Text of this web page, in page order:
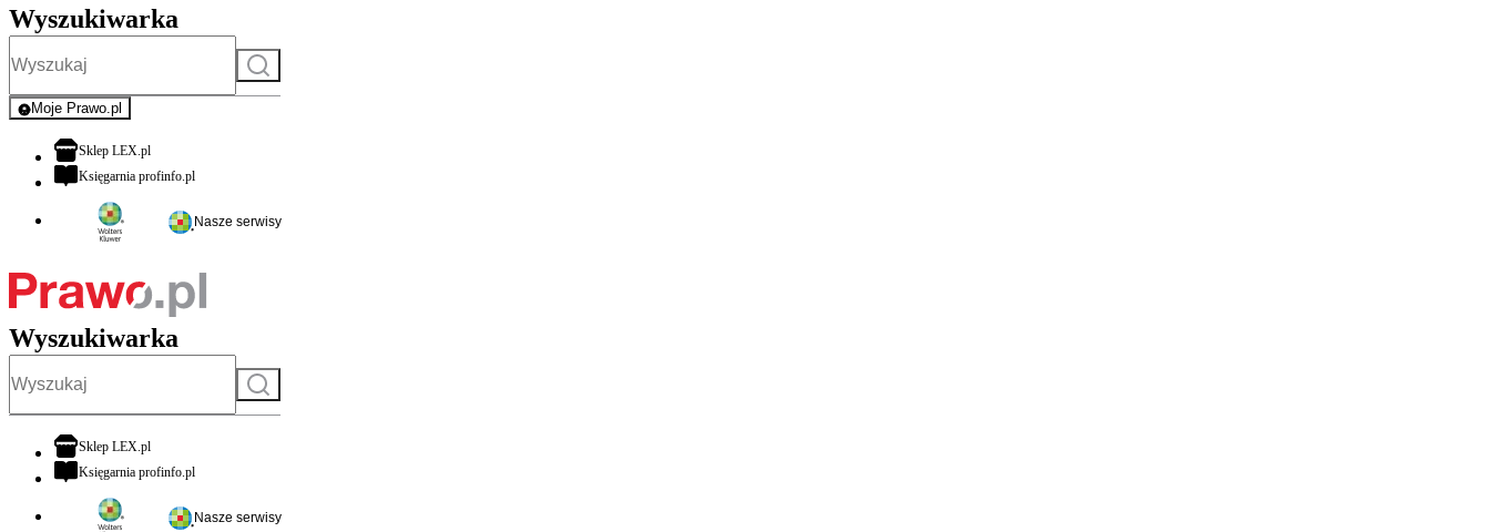
Wyszukiwarka
Szukaj
Moje Prawo.pl
- rejestracja i logowanie do serwisu
Sklep LEX.plotwiera się w nowej karcie
Księgarnia profinfo.plotwiera się w nowej karcie
Nasze serwisy
Wyszukiwarka
Szukaj
Sklep LEX.plotwiera się w nowej karcie
Księgarnia profinfo.plotwiera się w nowej karcie
Nasze serwisy